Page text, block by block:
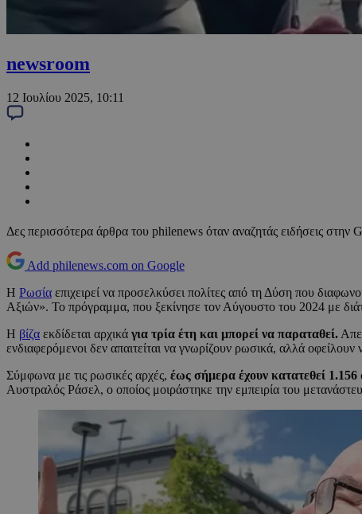
newsroom
12 Ιουλίου 2025, 10:11
Δες περισσότερα άρθρα του philenews όταν αναζητάς ειδήσεις στην
Add philenews.com on Google
Η Ρωσία επιχειρεί να προσελκύσει πολίτες από τη Δύση που
Αξιών». Το πρόγραμμα, που ξεκίνησε τον Αύγουστο του 2024 με
Η βίζα εκδίδεται αρχικά για τρία έτη και μπορεί να παραταθεί.
ενδιαφερόμενοι δεν απαιτείται να γνωρίζουν ρωσικά, αλλά
Σύμφωνα με τις ρωσικές αρχές, έως σήμερα έχουν κατατεθεί 1.156
Αυστραλός Ράσελ, ο οποίος μοιράστηκε την εμπειρία του